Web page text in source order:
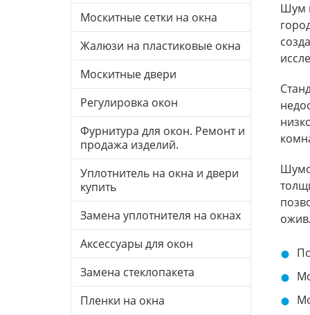
Шум
Москитные сетки на окна
Жалюзи на пластиковые окна
Москитные двери
Регулировка окон
Фурнитура для окон. Ремонт и
продажа изделий.
Уплотнитель на окна и двери
купить
Замена уплотнителя на окнах
Аксессуары для окон
Замена стеклопакета
Пленки на окна